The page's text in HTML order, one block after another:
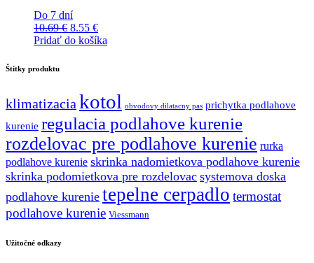
Do 7 dní
10.69€ Pôvodná
cena
8.55 €Aktuálna
cena
Pridať do košíka
Štítky produktu
klimatizacia kotol obvodovy dilatacny pas prichytka podlahove
kurenie regulacia podlahove kurenie
rozdelovac pre podlahove kurenie rurka
podlahove kurenie skrinka nadomietkova podlahove kurenie
skrinka podomietkova pre rozdelovac systemova doska
podlahove kurenie tepelne cerpadlo termostat
podlahove kurenie Viessmann
Užitočné odkazy